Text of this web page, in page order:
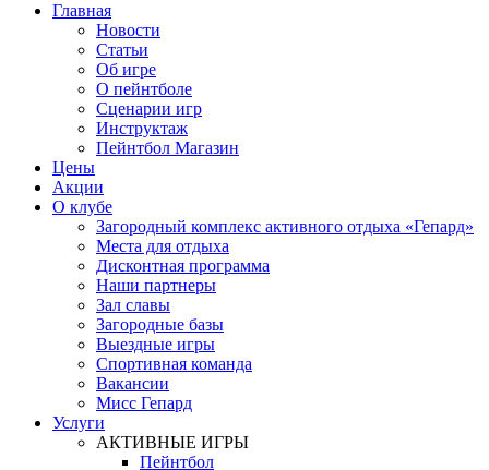
Главная
Новости
Статьи
Об игре
О пейнтболе
Сценарии игр
Инструктаж
Пейнтбол Магазин
Цены
Акции
О клубе
Загородный комплекс активного отдыха «Гепард»
Места для отдыха
Дисконтная программа
Наши партнеры
Зал славы
Загородные базы
Выездные игры
Спортивная команда
Вакансии
Мисс Гепард
Услуги
АКТИВНЫЕ ИГРЫ
Пейнтбол